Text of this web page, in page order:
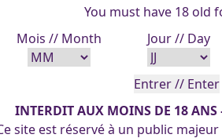
You must have 18 old
Mois // Month
Jour // Day
INTERDIT AUX MOINS DE 18 ANS
site est réservé à un public